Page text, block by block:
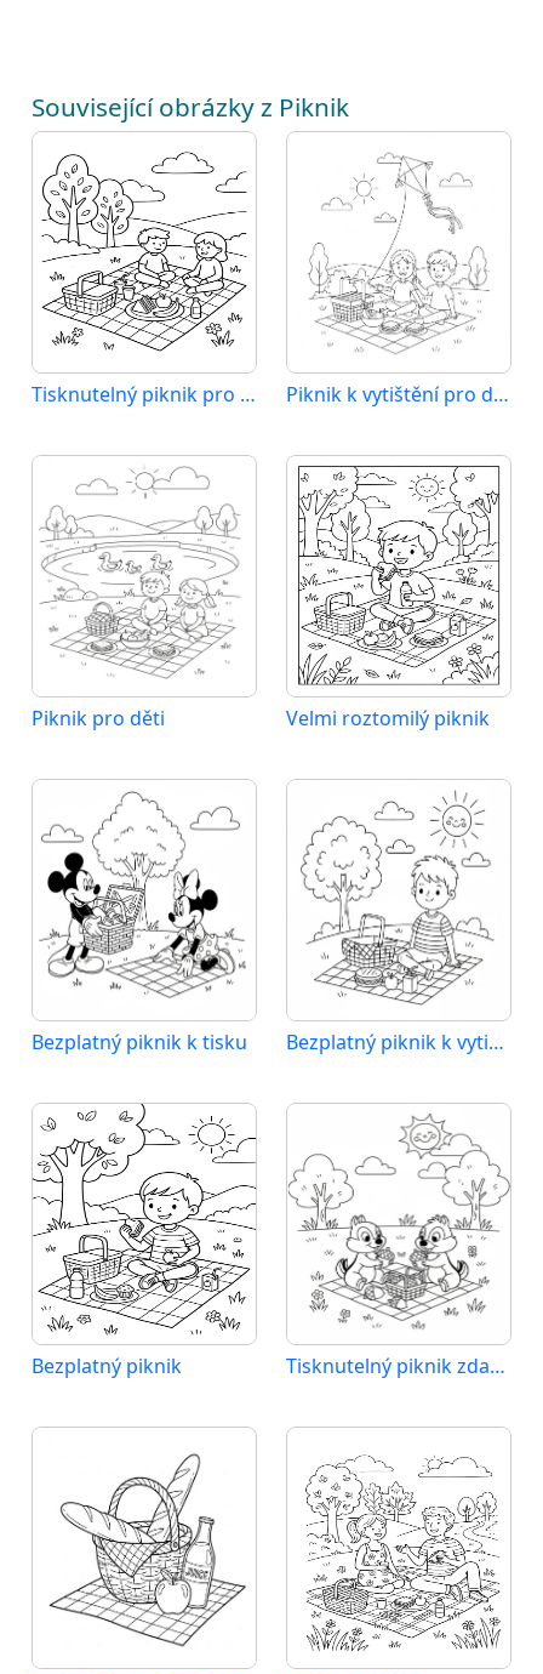
Související obrázky z Piknik
Tisknutelný piknik pro děti Piknik k vytištění pro děti
Piknik pro děti Velmi roztomilý piknik
Bezplatný piknik k tisku Bezplatný piknik k vytisknutí
Bezplatný piknik Tisknutelný piknik zdarma